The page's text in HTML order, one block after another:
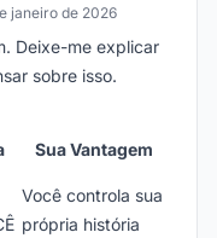
janeiro de 2026
Deixe-me explicar
sobre isso.
Sua Vantagem
Você controla sua
própria história